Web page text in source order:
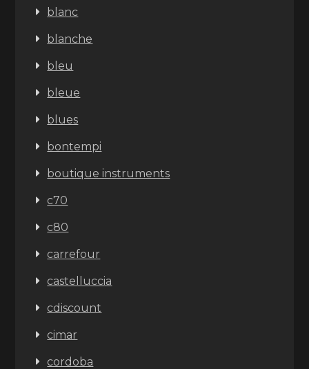
blanc
blanche
bleu
bleue
blues
bontempi
boutique instruments
c70
c80
carrefour
castelluccia
cdiscount
cimar
cordoba